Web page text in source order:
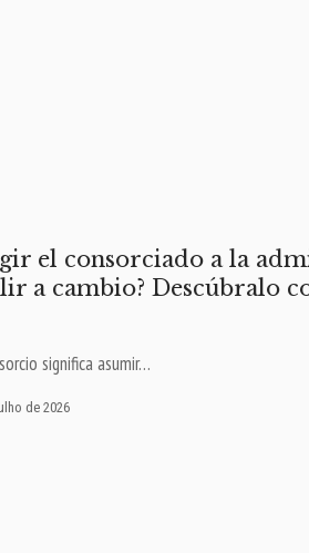
el consorciado a la
a cambio? Descúbralo
significa asumir…
de 2026